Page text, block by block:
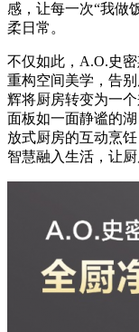
感，让每一次“我做
柔日常。
不仅如此，A.O.史
重构空间美学，告
辉将厨房转变为一
面板如一面静谧的
放式厨房的互动烹
智慧融入生活，让